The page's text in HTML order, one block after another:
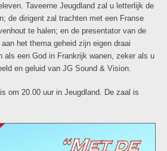
Taveerne Jeugdland zal u letterlijk de
de dirigent zal trachten met een Franse
te halen; en de presentator van de
het thema geheid zijn eigen draai
als een God in Frankrijk wanen, zeker als u
en geluid van JG Sound & Vision.
om 20.00 uur in Jeugdland. De zaal is